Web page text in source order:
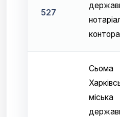
527
контора
Сьома
міська